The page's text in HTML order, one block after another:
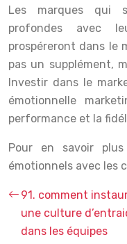
Les marques qui
profondes avec
prospéreront dans le
pas un supplément,
Investir dans le
émotionnelle
performance et la
Pour en savoir
émotionnels avec les
91. comment
une culture
dans les équipes